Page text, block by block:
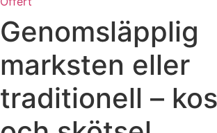
Genomsläpplig
marksten eller
traditionell –